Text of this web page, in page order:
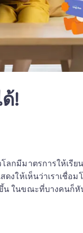
!
กมีมาตรการให้เรี
งให้เห็นว่าเราเชื่อ
น ในขณะที่บางคนก็หั